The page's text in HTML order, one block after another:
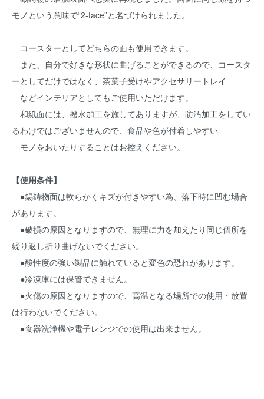
モノという意味で“2-face”と名づけられました。
コースターとしてどちらの面も使用できます。
また、自分で好きな形状に曲げることができるので、コースタ
ーとしてだけではなく、茶菓子受けやアクセサリートレイ
などインテリアとしてもご使用いただけます。
和紙面には、撥水加工を施してありますが、防汚加工をしてい
るわけではございませんので、食品や色が付着しやすい
モノをおいたりすることはお控えください。
【使用条件】
●錫鋳物面は軟らかくキズが付きやすい為、落下時に凹む場合
があります。
●破損の原因となりますので、無理に力を加えたり同じ個所を
繰り返し折り曲げないでください。
●酸性度の強い製品に触れていると変色の恐れがあります。
●冷凍庫には保管できません。
●火傷の原因となりますので、高温となる場所での使用・放置
は行わないでください。
●食器洗浄機や電子レンジでの使用は出来ません。